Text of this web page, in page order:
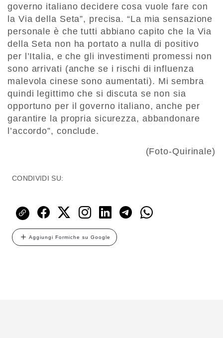
governo italiano decidere cosa vuole fare con
la Via della Seta”, precisa. “La mia sensazione
personale è che tutti abbiano capito che la Via
della Seta non ha portato a nulla di positivo
per l’Italia, e che gli investimenti promessi non
sono arrivati (anche se i rischi di influenza
malevola cinese sono aumentati). Mi sembra
quindi legittimo che si discuta se non sia
opportuno per il governo italiano, anche per
garantire la propria sicurezza, abbandonare
l’accordo”, conclude.
(Foto-Quirinale)
CONDIVIDI SU:
Aggiungi Formiche su Google